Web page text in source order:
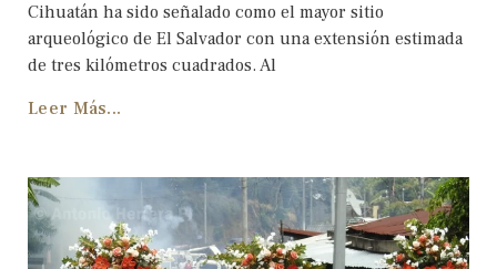
Cihuatán ha sido señalado como el mayor sitio
arqueológico de El Salvador con una extensión estimada
de tres kilómetros cuadrados. Al
Leer Más...